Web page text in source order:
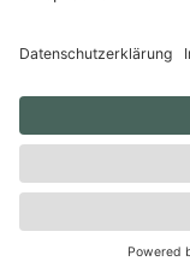
.. individuell